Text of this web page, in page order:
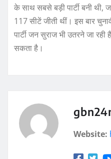
के साथ सबसे बड़ी पार्टी बनी
117 सीटें जीती थीं। इस बार
पार्टी जन सुराज भी उतरने जा
सकता है।
Website: